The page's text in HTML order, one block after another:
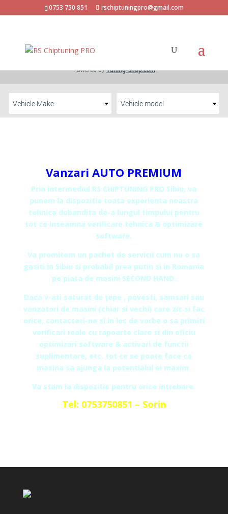
0753 750 851 rschiptuningpro@gmail.com
Vanzari AUTO PREMIUM
Prin intermediul RS CHIPTUNING PRO Sibiu, va
punem la dispozitie toata experienta noastra
tehnica dobandita de-a lungul timpului pentru
tot ce inseamna verificare tehnica & optimizare
software.
Va promitem un pachet de servicii cum nu o sa
gasiti in Sibiu si probabil prea putin si in Romania
pe piata de masini SECOND HAND.
Daca v-ati saturat de ţepe , povesti, samsari sau
vanzatori de masini (chiar si vechi) care zic si fac
orice, contactati-ne si in loc de vorbe o sa primiti
verificari reale cu rapoarte clare si din oficiu
optimizari software & activari de functii
suplimentare, etc. tot ce se poate face ca
masina sa ajunga la potentialul ei maxim.
Va stam la dispozitie pentru orice intrebare.
Tel: 0753750851 – Sorin